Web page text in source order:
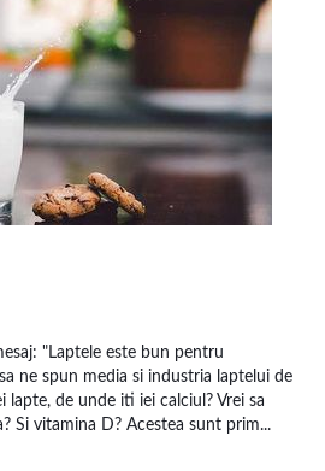
"Laptele este bun pentru
ne spun media si industria laptelui de
lapte, de unde iti iei calciul? Vrei sa
Si vitamina D? Acestea sunt prim...